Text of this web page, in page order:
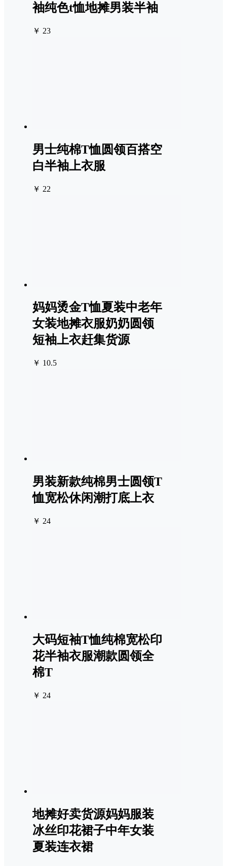
袖纯色t恤地摊男装半袖
￥ 23
男士纯棉T恤圆领百搭空
白半袖上衣服
￥ 22
妈妈烫金T恤夏装中老年
女装地摊衣服奶奶圆领
短袖上衣赶集货源
￥ 10.5
男装新款纯棉男士圆领T
恤宽松休闲潮打底上衣
￥ 24
大码短袖T恤纯棉宽松印
花半袖衣服潮款圆领全
棉T
￥ 24
地摊好卖货源妈妈服装
冰丝印花裙子中年女装
夏装连衣裙